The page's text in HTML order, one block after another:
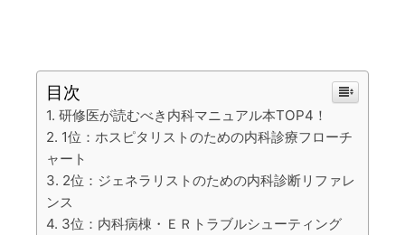
目次
研修医が読むべき内科マニュアル本TOP4！
1位：ホスピタリストのための内科診療フローチ
ャート
2位：ジェネラリストのための内科診断リファレ
ンス
3位：内科病棟・ＥＲトラブルシューティング